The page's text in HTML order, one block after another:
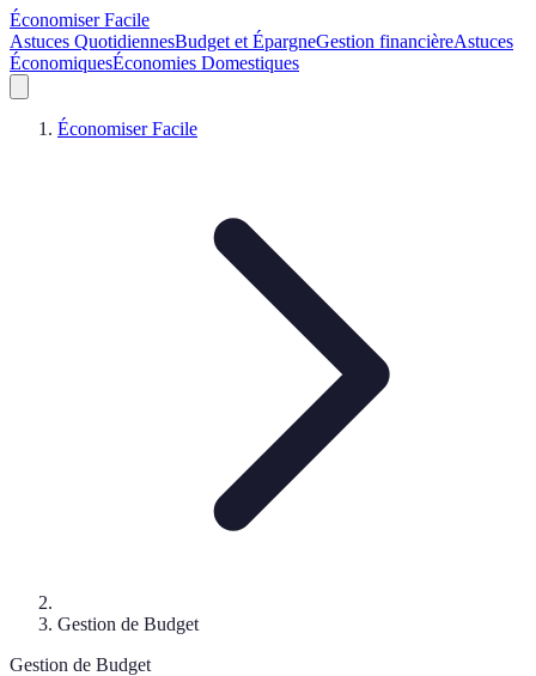
Économiser Facile
Astuces QuotidiennesBudget et ÉpargneGestion financièreAstuces
ÉconomiquesÉconomies Domestiques
Économiser Facile
Gestion de Budget
Gestion de Budget